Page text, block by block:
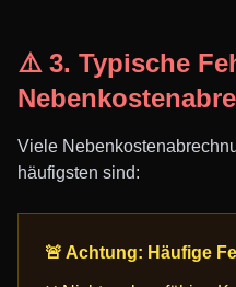
⚠️ 3. Typische
Viele
häufigsten sind:
🚨 Achtung: Häufige